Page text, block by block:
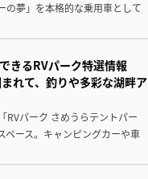
の夢」を本格的な乗用車として
きるRVパーク特選情報
れて、釣りや多彩な湖畔ア
RVパーク さめうらテントパー
ペース。キャンピングカーや車